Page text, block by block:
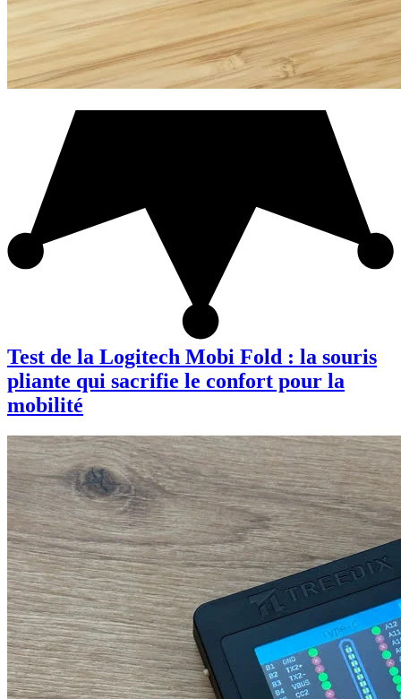
Test de la Logitech Mobi Fold : la souris
pliante qui sacrifie le confort pour la
mobilité